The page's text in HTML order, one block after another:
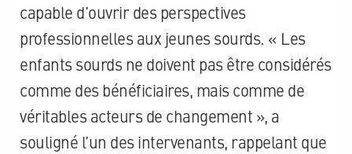
capable d’ouvrir des perspectives
professionnelles aux jeunes sourds. « Les
enfants sourds ne doivent pas être considérés
comme des bénéficiaires, mais comme de
véritables acteurs de changement », a
souligné l’un des intervenants, rappelant que